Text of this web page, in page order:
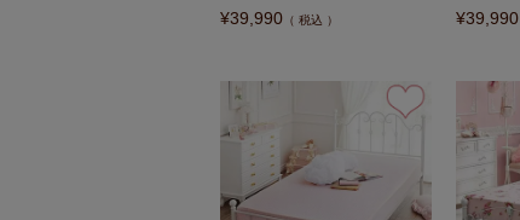
¥39,990 税込
¥39,990